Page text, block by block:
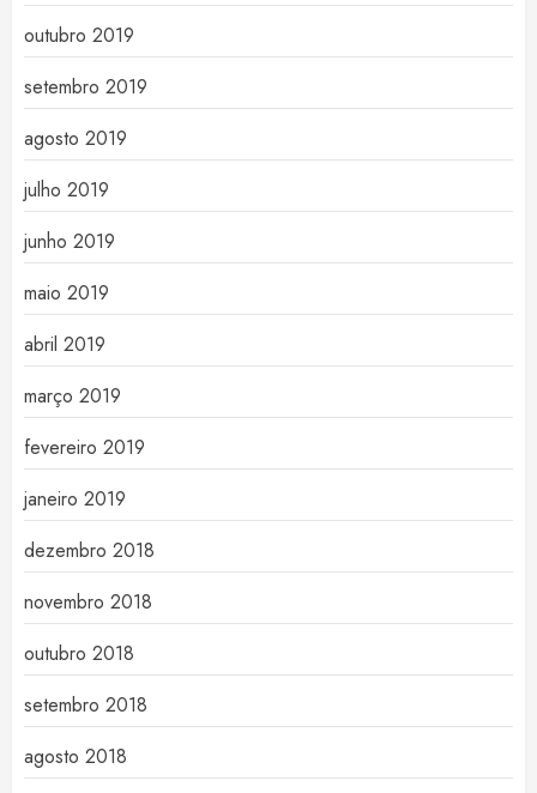
outubro 2019
setembro 2019
agosto 2019
julho 2019
junho 2019
maio 2019
abril 2019
março 2019
fevereiro 2019
janeiro 2019
dezembro 2018
novembro 2018
outubro 2018
setembro 2018
agosto 2018